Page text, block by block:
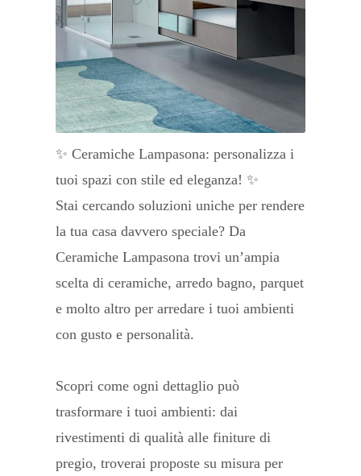
✨ Ceramiche Lampasona: personalizza i
tuoi spazi con stile ed eleganza! ✨
Stai cercando soluzioni uniche per rendere
la tua casa davvero speciale? Da
Ceramiche Lampasona trovi un’ampia
scelta di ceramiche, arredo bagno, parquet
e molto altro per arredare i tuoi ambienti
con gusto e personalità.
Scopri come ogni dettaglio può
trasformare i tuoi ambienti: dai
rivestimenti di qualità alle finiture di
pregio, troverai proposte su misura per